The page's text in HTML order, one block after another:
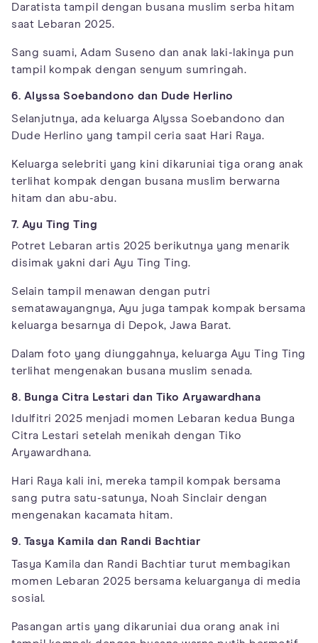
Daratista tampil dengan busana muslim serba hitam
saat Lebaran 2025.
Sang suami, Adam Suseno dan anak laki-lakinya pun
tampil kompak dengan senyum sumringah.
6. Alyssa Soebandono dan Dude Herlino
Selanjutnya, ada keluarga Alyssa Soebandono dan
Dude Herlino yang tampil ceria saat Hari Raya.
Keluarga selebriti yang kini dikaruniai tiga orang anak
terlihat kompak dengan busana muslim berwarna
hitam dan abu-abu.
7. Ayu Ting Ting
Potret Lebaran artis 2025 berikutnya yang menarik
disimak yakni dari Ayu Ting Ting.
Selain tampil menawan dengan putri
sematawayangnya, Ayu juga tampak kompak bersama
keluarga besarnya di Depok, Jawa Barat.
Dalam foto yang diunggahnya, keluarga Ayu Ting Ting
terlihat mengenakan busana muslim senada.
8. Bunga Citra Lestari dan Tiko Aryawardhana
Idulfitri 2025 menjadi momen Lebaran kedua Bunga
Citra Lestari setelah menikah dengan Tiko
Aryawardhana.
Hari Raya kali ini, mereka tampil kompak bersama
sang putra satu-satunya, Noah Sinclair dengan
mengenakan kacamata hitam.
9. Tasya Kamila dan Randi Bachtiar
Tasya Kamila dan Randi Bachtiar turut membagikan
momen Lebaran 2025 bersama keluarganya di media
sosial.
Pasangan artis yang dikaruniai dua orang anak ini